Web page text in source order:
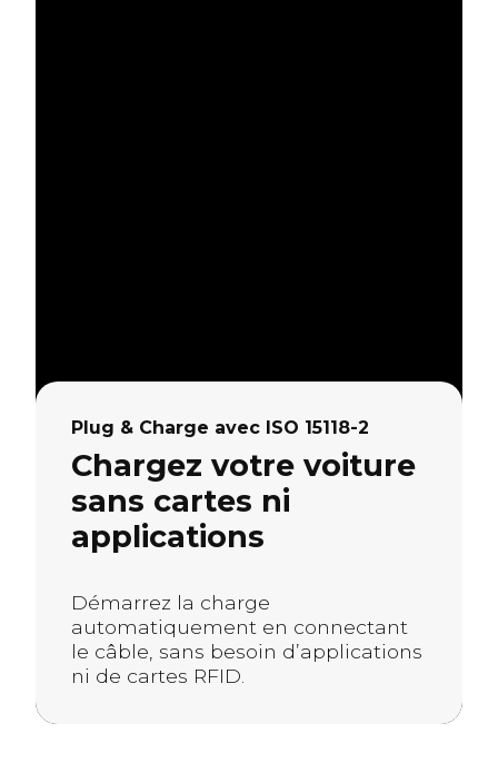
Plug & Charge avec ISO 15118-2
Chargez votre voiture
sans cartes ni
applications
Démarrez la charge
automatiquement en connectant
le câble, sans besoin d’applications
ni de cartes RFID.